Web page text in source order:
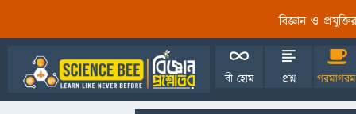
বিজ্ঞান ও
বী হোম প্রশ্ন